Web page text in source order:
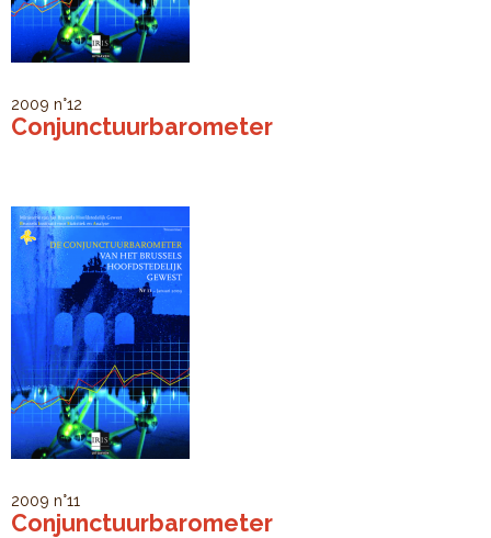
2009 n°12
Conjunctuurbarometer
2009 n°11
Conjunctuurbarometer